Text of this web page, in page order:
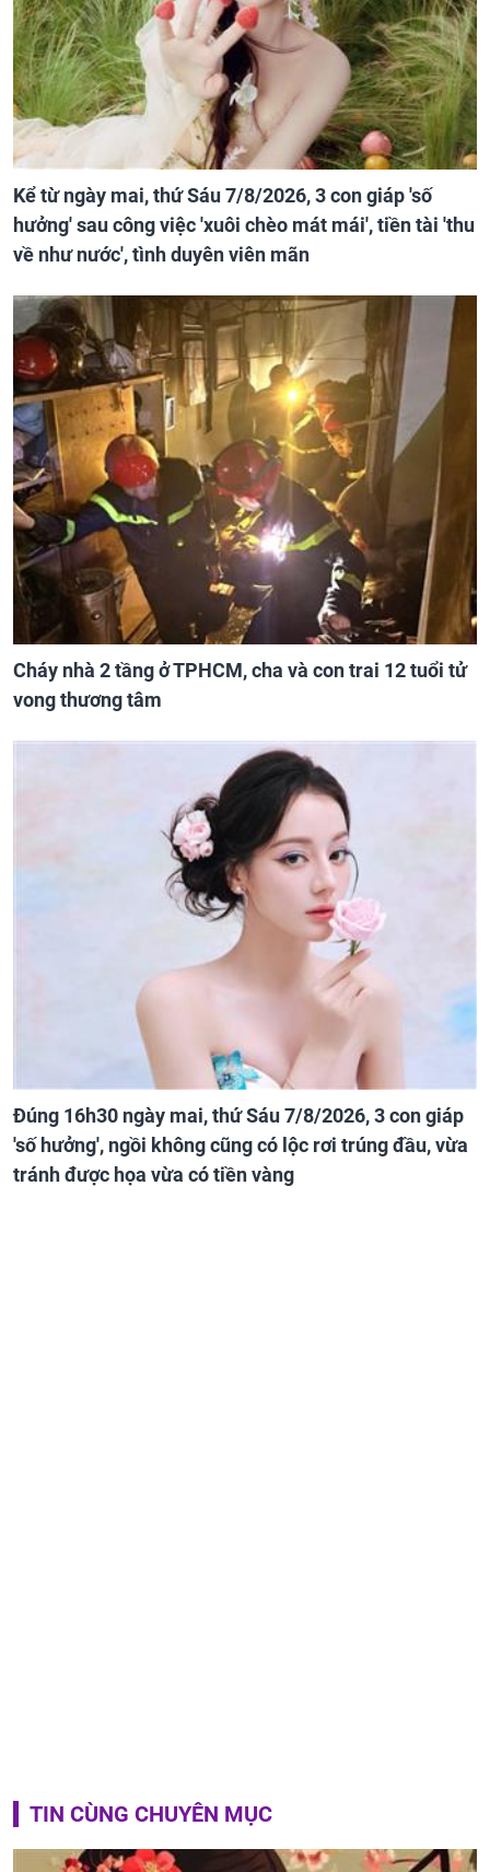
Kể từ ngày mai, thứ Sáu 7/8/2026, 3 con giáp 'số
hưởng' sau công việc 'xuôi chèo mát mái', tiền tài 'thu
về như nước', tình duyên viên mãn
Cháy nhà 2 tầng ở TPHCM, cha và con trai 12 tuổi tử
vong thương tâm
Đúng 16h30 ngày mai, thứ Sáu 7/8/2026, 3 con giáp
'số hưởng', ngồi không cũng có lộc rơi trúng đầu, vừa
tránh được họa vừa có tiền vàng
TIN CÙNG CHUYÊN MỤC